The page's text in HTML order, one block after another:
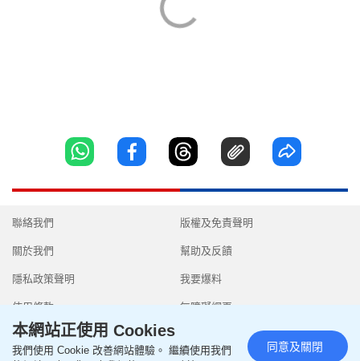
聯絡我們
關於我們
隱私政策聲明
使用條款
版權及免責聲明
幫助及反饋
我要爆料
無障礙網頁
本網站正使用 Cookies
我們使用 Cookie 改善網站體驗。 繼續使用我們
同意及關閉